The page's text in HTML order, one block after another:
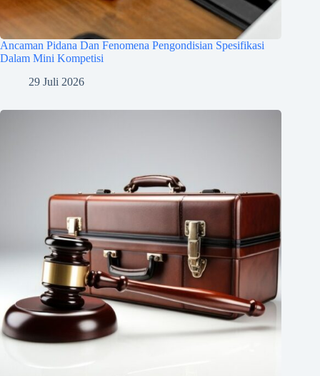
Ancaman Pidana Dan Fenomena Pengondisian Spesifikasi
Dalam Mini Kompetisi
29 Juli 2026